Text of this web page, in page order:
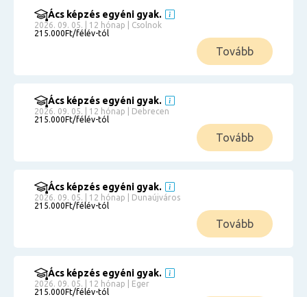
Ács képzés egyéni gyak.
2026. 09. 05. | 12 hónap | Csolnok
215.000Ft/félév-tól
Tovább
Ács képzés egyéni gyak.
2026. 09. 05. | 12 hónap | Debrecen
215.000Ft/félév-tól
Tovább
Ács képzés egyéni gyak.
2026. 09. 05. | 12 hónap | Dunaújváros
215.000Ft/félév-tól
Tovább
Ács képzés egyéni gyak.
2026. 09. 05. | 12 hónap | Eger
215.000Ft/félév-tól